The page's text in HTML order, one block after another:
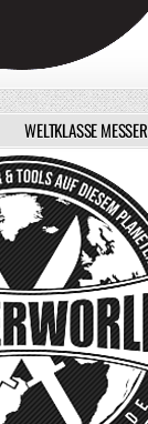
WELTKLASSE MESSER